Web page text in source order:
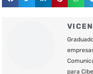
para